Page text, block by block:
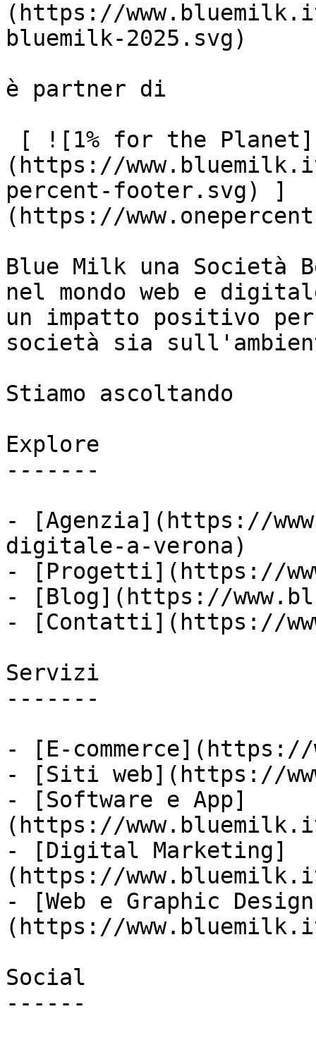
(https://
bluemilk-2025.svg)
è partner di
(https://
percent-footer.svg) ]
(https://
Blue Milk una
nel mondo web e
un impatto positivo
società sia
Stiamo ascoltando
Explore
-------
- [Agenzia](https://
digitale-a-verona)
- [Progetti](https://
- [Blog](https://
- [Contatti](https://
Servizi
-------
- [E-commerce](https://
- [Siti web](https://
- [Software e App]
(https://
- [Digital Marketing]
(https://
- [Web e Graphic
(https://
Social
------